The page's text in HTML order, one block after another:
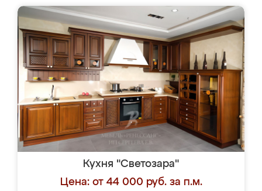
Кухня "Светозара"
Цена: от 44 000 руб. за п.м.